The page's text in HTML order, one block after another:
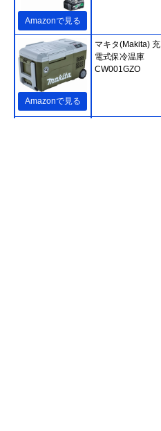
Amazonで見る
Amazonで見る
マキタ(Makita) 充
電式保冷温庫
CW001GZO